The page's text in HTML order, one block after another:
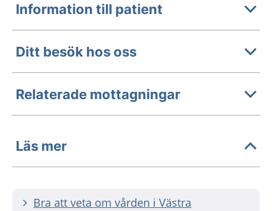
Information till patient
Ditt besök hos oss
Relaterade mottagningar
Läs mer
Bra att veta om vården i Västra